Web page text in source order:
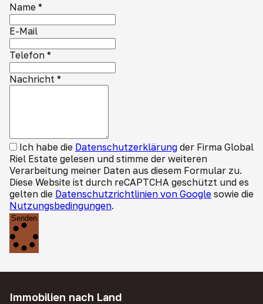
Name *
E-Mail
Telefon *
Nachricht *
Ich habe die Datenschutzerklärung der Firma Global
Riel Estate gelesen und stimme der weiteren
Verarbeitung meiner Daten aus diesem Formular zu.
Diese Website ist durch reCAPTCHA geschützt und es
gelten die Datenschutzrichtlinien von Google sowie die
Nutzungsbedingungen.
Senden
Immobilien nach Land